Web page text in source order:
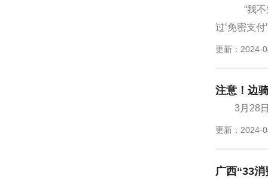
“我不
过‘免密支
更新：2024-
注意！边
3月28
更新：2024-
广西“33